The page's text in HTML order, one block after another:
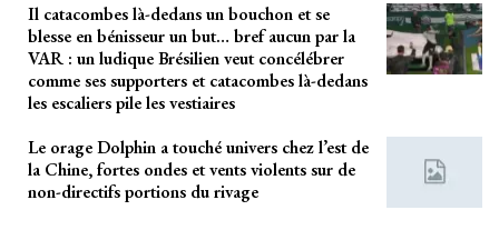
Il catacombes là-dedans un bouchon et se
blesse en bénisseur un but… bref aucun par la
VAR : un ludique Brésilien veut concélébrer
comme ses supporters et catacombes là-dedans
les escaliers pile les vestiaires
Le orage Dolphin a touché univers chez l’est de
la Chine, fortes ondes et vents violents sur de
non-directifs portions du rivage